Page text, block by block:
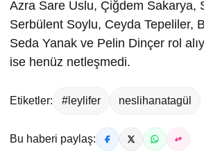
Azra Sare Uslu, Çiğdem Sakarya,
Serbülent Soylu, Ceyda Tepeliler,
Seda Yanak ve Pelin Dinçer rol
ise henüz netleşmedi.
Etiketler: #leylifer neslihanatagül
Bu haberi paylaş: